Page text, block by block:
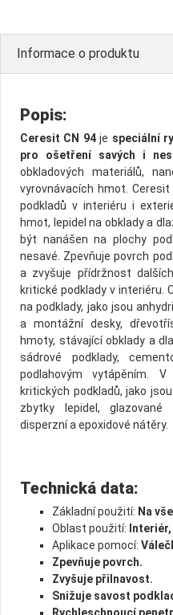
Informace o produktu
Popis:
Ceresit CN 94je speciální
pro ošetření savých i
obkladových materiálů,
vyrovnávacích hmot.
podkladů v interiéru i
hmot, lepidel na obklady a
být nanášen na plochy
nesavé. Zpevňuje povrch
a zvyšuje přídržnost
kritické podklady v interiéru.
na podklady, jako jsou
a montážní desky,
hmoty, stávající obklady a
sádrové podklady,
podlahovým vytápěním.
kritických podkladů, jako
zbytky lepidel,
disperzní a epoxidové nátěry.
Technická data:
Základní použití: Na
Oblast použití:
Aplikace pomocí:
Zpevňuje povrch.
Zvyšuje přilnavost.
Snižuje savost
Rychleschnoucí